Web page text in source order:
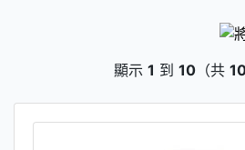
顯示 1 到 10（共